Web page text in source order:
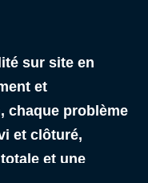
sur site en
et
chaque problème
et clôturé,
et une